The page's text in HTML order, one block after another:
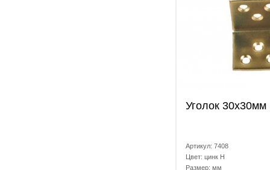
Уголок 30x30мм
Артикул: 7408
Цвет: цинк Н
Размер: мм